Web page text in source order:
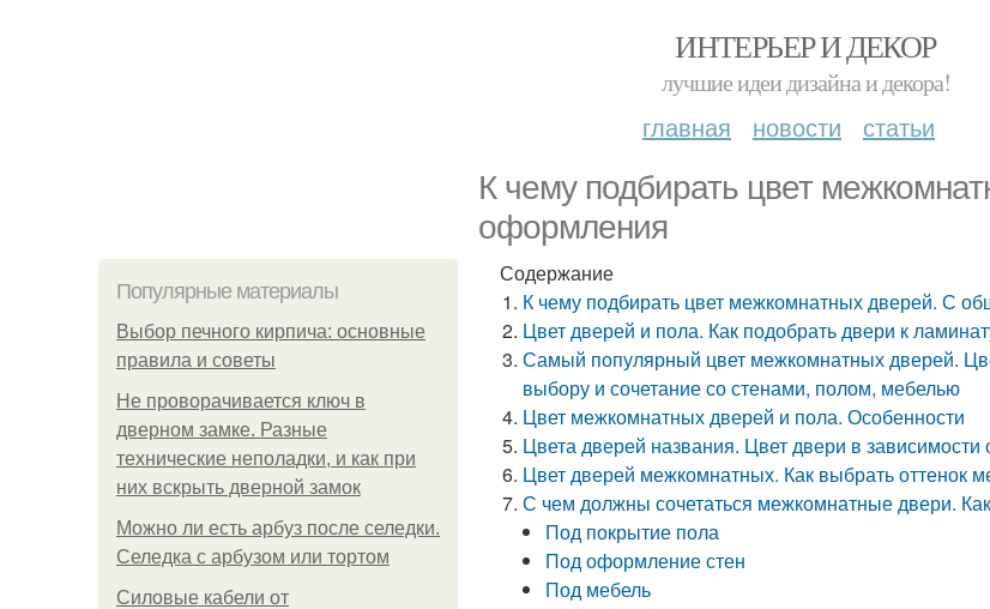
ИНТЕРЬЕР И ДЕКОР
лучшие идеи дизайна и декора!
главная новости статьи
К чему подбирать цвет
оформления
Популярные материалы
Выбор печного кирпича: основные
правила и советы
Не проворачивается ключ в
дверном замке. Разные
технические неполадки, и как при
них вскрыть дверной замок
Можно ли есть арбуз после селедки.
Селедка с арбузом или тортом
Силовые кабели от
Содержание
К чему подбирать цвет межкомнатных дверей. С
Цвет дверей и пола. Как подобрать двери к
Самый популярный цвет межкомнатных дверей.
выбору и сочетание со стенами, полом, мебелью
Цвет межкомнатных дверей и пола. Особенности
Цвета дверей названия. Цвет двери в
Цвет дверей межкомнатных. Как выбрать оттенок
С чем должны сочетаться межкомнатные двери.
Под покрытие пола
Под оформление стен
Под мебель